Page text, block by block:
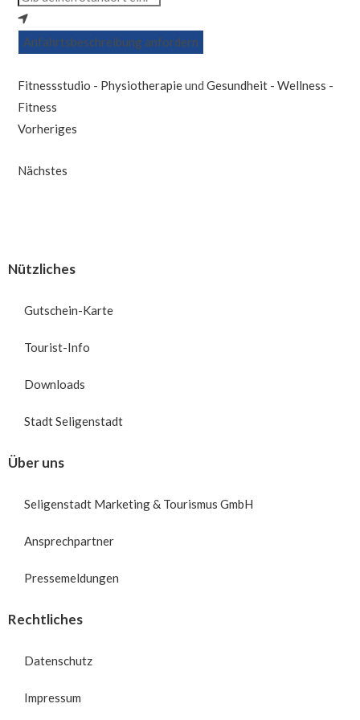
Anfahrtsbeschreibung anfordern
Fitnessstudio - PhysiotherapieundGesundheit - Wellness -
Fitness
Vorheriges
Nächstes
Nützliches
Gutschein-Karte
Tourist-Info
Downloads
Stadt Seligenstadt
Über uns
Seligenstadt Marketing & Tourismus GmbH
Ansprechpartner
Pressemeldungen
Rechtliches
Datenschutz
Impressum